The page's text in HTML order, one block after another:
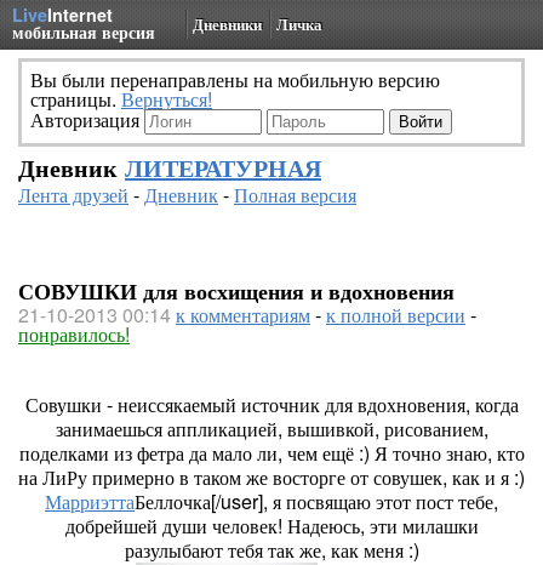
LiveInternet
мобильная версия Дневники Личка
Вы были перенаправлены на мобильную версию
страницы. Вернуться!
Авторизация
Дневник ЛИТЕРАТУРНАЯ
Лента друзей -Дневник-Полная версия
СОВУШКИ для восхищения и вдохновения
21-10-2013 00:14к комментариям-к полной версии -
понравилось!
Совушки - неиссякаемый источник для вдохновения, когда
занимаешься аппликацией, вышивкой, рисованием,
поделками из фетра да мало ли, чем ещё :) Я точно знаю, кто
на ЛиРу примерно в таком же восторге от совушек, как и я :)
МарриэттаБеллочка[/user], я посвящаю этот пост тебе,
добрейшей души человек! Надеюсь, эти милашки
разулыбают тебя так же, как меня :)